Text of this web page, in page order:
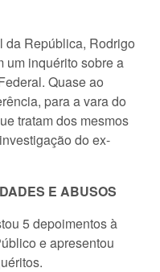
da República, Rodrigo
um inquérito sobre a
Quase ao
para a vara do
tratam dos mesmos
do ex-
E ABUSOS
5 depoimentos à
e apresentou